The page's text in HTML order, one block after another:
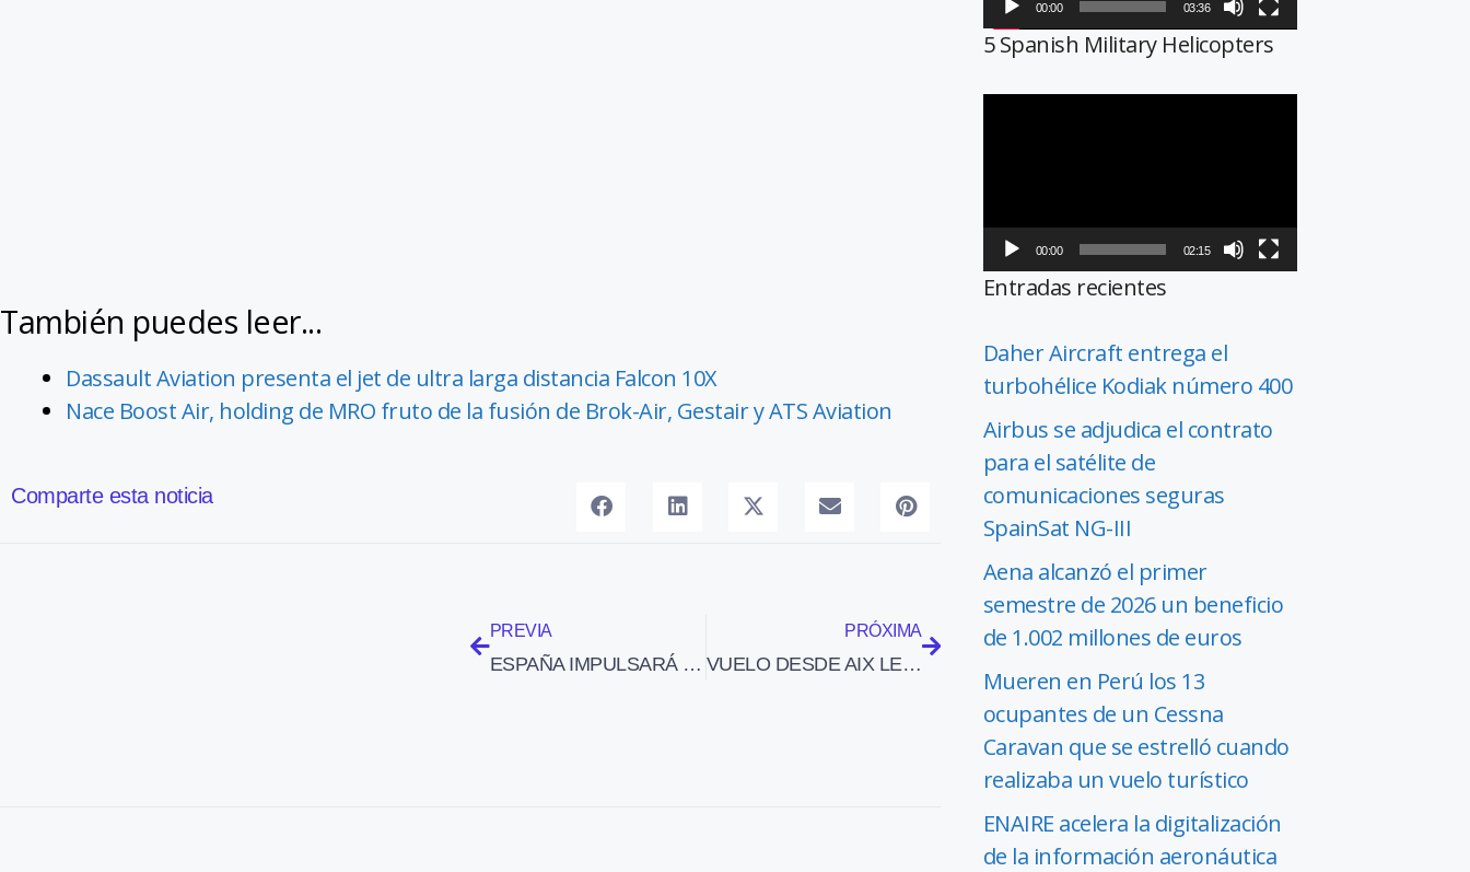
También puedes leer...
Dassault Aviation presenta el jet de ultra larga distancia Falcon 10X
Nace Boost Air, holding de MRO fruto de la fusión de Brok-Air, Gestair y ATS Aviation
Comparte esta noticia
PREVIA
ESPAÑA IMPULSARÁ DURANTE SU PRESIDENCIA DE LA UNIÓN EUROPEA EL PROYECTO DE ‘CIELO ÚNICO’
PRÓXIMA
VUELO DESDE AIX LES MILLES (LFMA)
00:00 03:36
5 Spanish Military Helicopters
00:00 02:15
Entradas recientes
Daher Aircraft entrega el
turbohélice Kodiak número 400
Airbus se adjudica el contrato
para el satélite de
comunicaciones seguras
SpainSat NG-III
Aena alcanzó el primer
semestre de 2026 un beneficio
de 1.002 millones de euros
Mueren en Perú los 13
ocupantes de un Cessna
Caravan que se estrelló cuando
realizaba un vuelo turístico
ENAIRE acelera la digitalización
de la información aeronáutica